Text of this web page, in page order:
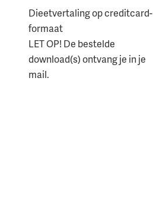
Dieetvertaling op creditcard-
formaat
LET OP! De bestelde
download(s) ontvang je in je
mail.